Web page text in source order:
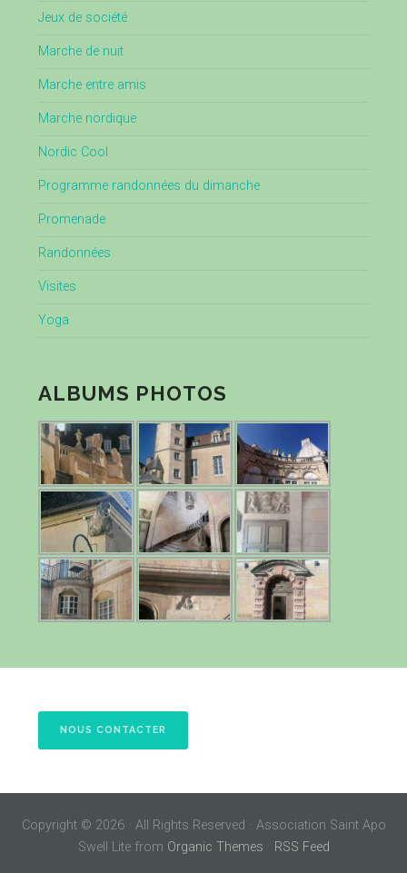
Jeux de société
Marche de nuit
Marche entre amis
Marche nordique
Nordic Cool
Programme randonnées du dimanche
Promenade
Randonnées
Visites
Yoga
ALBUMS PHOTOS
NOUS CONTACTER
Copyright © 2026 · All Rights Reserved · Association Saint Apo
Swell Lite from Organic Themes · RSS Feed